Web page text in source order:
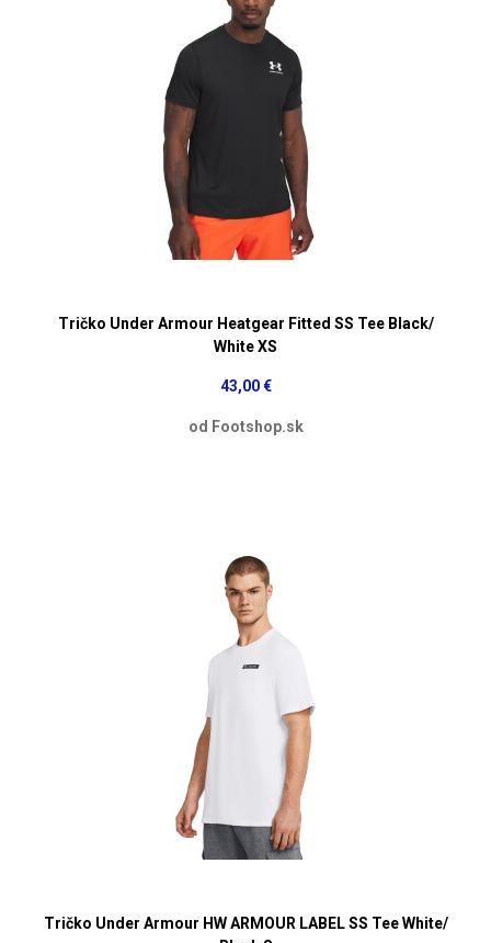
Tričko Under Armour Heatgear Fitted SS Tee Black/
White XS
43,00 €
od Footshop.sk
Tričko Under Armour HW ARMOUR LABEL SS Tee White/